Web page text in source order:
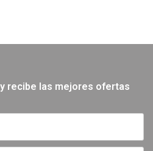
recibe las mejores ofertas